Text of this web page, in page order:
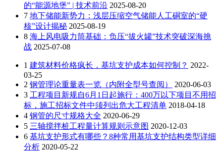
的“能源地堡” | 技术前沿 2025-08-20
7 地下储能新势力：浅层压缩空气储能人工硐室的“硬
核”设计揭秘 2025-08-19
8 海上风电吸力筒基础：负压“拔火罐”技术突破深海挑
战 2025-07-08
1 建筑材料价格疯长，基坑支护成本如何控制？ 2022-
03-25
2 钢管理论重量表一览（内附全型号查阅）
2020-06-03
3 工程项目新规自6月1日起施行：400万以下项目不用招
标，施工招标文件中须列出危大工程清单 2018-04-18
4 钢管的尺寸规格大全 2020-06-29
5 三轴搅拌桩工程量计算规则示意图 2020-12-03
6 基坑支护形式有哪些？8种常用基坑支护结构类型详细
分析 2020-05-22